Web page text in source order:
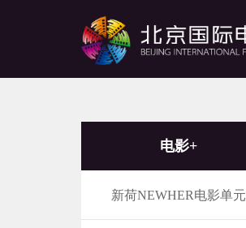
电影+
新荷NEWHER电影单元